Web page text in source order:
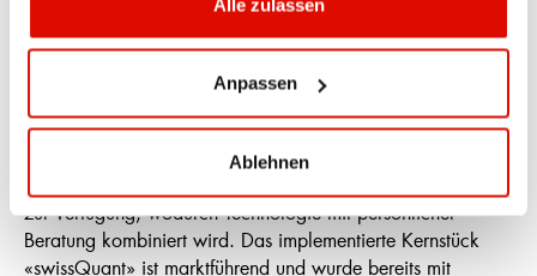
Alle zulassen
Anpassen
Ablehnen
weiterhin gesundes Fundament zu stellen.
Mit der Einführung der neuen Anlageberatungslösungen
erreichte die APPKB im zweiten Quartal 2018 zudem einen
wichtigen Meilenstein, um – nebst den
Hypothekarausleihungen – das zweite Standbein weiter zu
zur Verfügung, wodurch Technologie mit persönlicher
Beratung kombiniert wird. Das implementierte Kernstück
«swissQuant» ist marktführend und wurde bereits mit